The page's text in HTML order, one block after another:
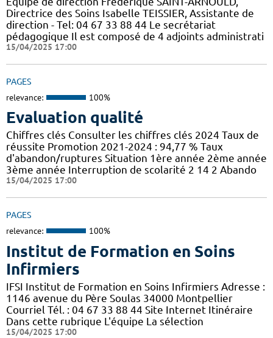
Directrice des Soins Isabelle TEISSIER, Assistante de
direction - Tel: 04 67 33 88 44 Le secrétariat
pédagogique Il est composé de 4 adjoints administrati
15/04/2025 17:00
PAGES
relevance: 100%
Evaluation qualité
Chiffres clés Consulter les chiffres clés 2024 Taux de
réussite Promotion 2021-2024 : 94,77 % Taux
d'abandon/ruptures Situation 1ère année 2ème année
3ème année Interruption de scolarité 2 14 2 Abando
15/04/2025 17:00
PAGES
relevance: 100%
Institut de Formation en Soins
Infirmiers
IFSI Institut de Formation en Soins Infirmiers Adresse :
1146 avenue du Père Soulas 34000 Montpellier
Courriel Tél. : 04 67 33 88 44 Site Internet Itinéraire
Dans cette rubrique L'équipe La sélection
15/04/2025 17:00